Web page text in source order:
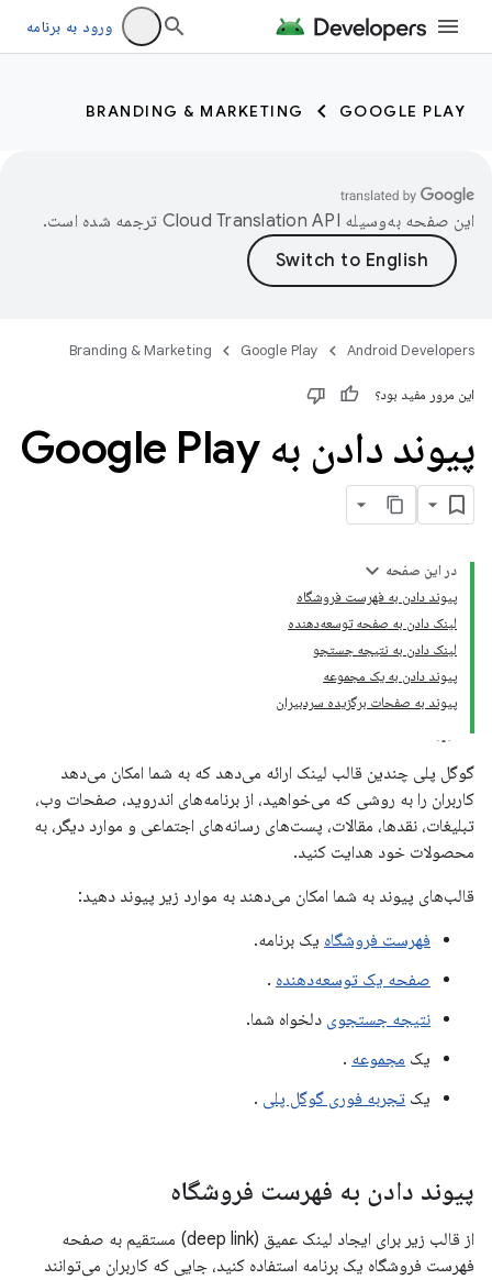
ورود به برنامه
GOOGLE PLAY
BRANDING & MARKETING
این صفحه به‌وسیله ترجمه شده است.
Android Developers
Google Play
Branding & Marketing
این مرور مفید بود؟
پیوند دادن به Google Play
در این صفحه
پیوند دادن به فهرست فروشگاه
لینک دادن به صفحه توسعه‌دهنده
لینک دادن به نتیجه جستجو
پیوند دادن به یک مجموعه
پیوند به صفحات برگزیده سردبیران
گوگل پلی چندین قالب لینک ارائه می‌دهد که به شما امکان می‌دهد
کاربران را به روشی که می‌خواهید، از برنامه‌های اندروید، صفحات وب،
تبلیغات، نقدها، مقالات، پست‌های رسانه‌های اجتماعی و موارد دیگر، به
محصولات خود هدایت کنید.
قالب‌های پیوند به شما امکان می‌دهند به موارد زیر پیوند دهید:
فهرست فروشگاه یک برنامه.
صفحه یک توسعه‌دهنده .
نتیجه جستجوی دلخواه شما.
یک مجموعه .
یک تجربه فوری گوگل پلی .
پیوند دادن به فهرست فروشگاه
از قالب زیر برای ایجاد لینک عمیق (deep link) مستقیم به صفحه
فهرست فروشگاه یک برنامه استفاده کنید، جایی که کاربران می‌توانند